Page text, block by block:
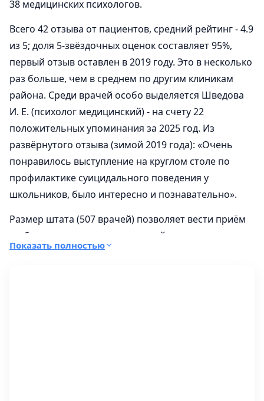
38 медицинских психологов.
Всего 42 отзыва от пациентов, средний рейтинг - 4.9
из 5; доля 5-звёздочных оценок составляет 95%,
первый отзыв оставлен в 2019 году. Это в несколько
раз больше, чем в среднем по другим клиникам
района. Среди врачей особо выделяется Шведова
И. Е. (психолог медицинский) - на счету 22
положительных упоминания за 2025 год. Из
развёрнутого отзыва (зимой 2019 года): «Очень
понравилось выступление на круглом столе по
профилактике суицидального поведения у
школьников, было интересно и познавательно».
Размер штата (507 врачей) позволяет вести приём
по большому числу направлений одновременно,
без долгого ожидания записи к нужному
Показать полностью